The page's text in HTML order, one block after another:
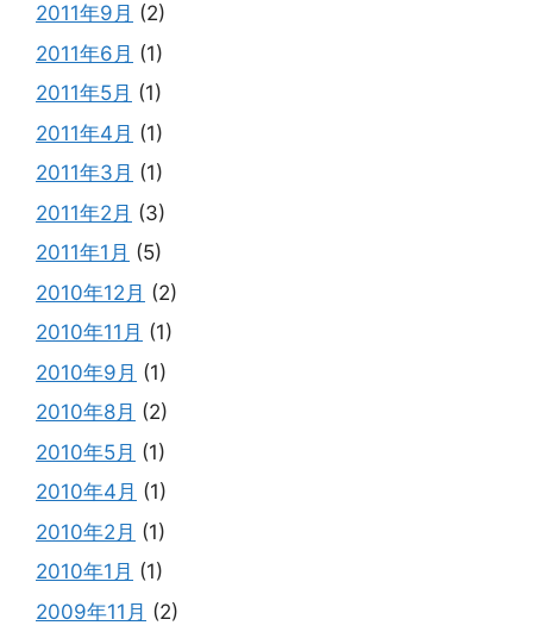
2011年9月 (2)
2011年6月 (1)
2011年5月 (1)
2011年4月 (1)
2011年3月 (1)
2011年2月 (3)
2011年1月 (5)
2010年12月 (2)
2010年11月 (1)
2010年9月 (1)
2010年8月 (2)
2010年5月 (1)
2010年4月 (1)
2010年2月 (1)
2010年1月 (1)
2009年11月 (2)